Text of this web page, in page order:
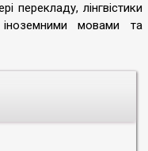
перекладу, лінгвістики
мовами та